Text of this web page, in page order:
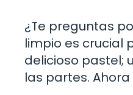
¿Te preguntas
limpio es crucial
delicioso pastel;
las partes.